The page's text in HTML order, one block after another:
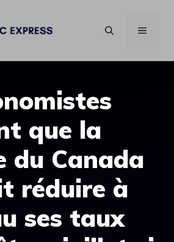
MENU
que la
du Canada
réduire à
ses taux